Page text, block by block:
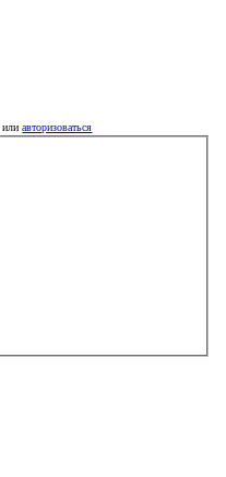
илиавторизоваться